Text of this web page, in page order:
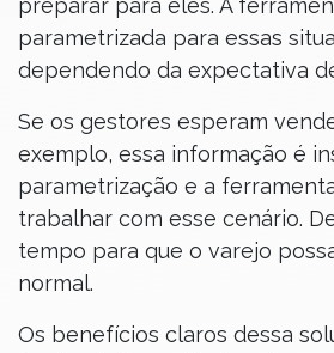
preparar para eles. A
parametrizada para essas
dependendo da expectativa
Se os gestores esperam
exemplo, essa informação é
parametrização e a
trabalhar com esse cenário.
tempo para que o varejo
normal.
Os benefícios claros dessa